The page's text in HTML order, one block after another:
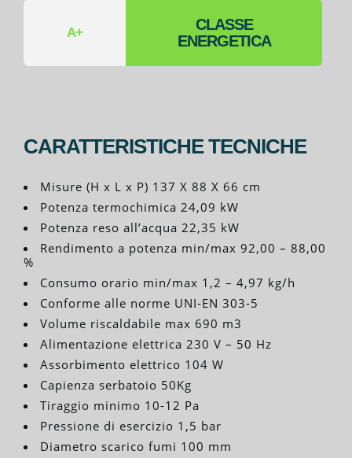
A+
CLASSE
ENERGETICA
CARATTERISTICHE TECNICHE
Misure (H x L x P) 137 X 88 X 66 cm
Potenza termochimica 24,09 kW
Potenza reso all’acqua 22,35 kW
Rendimento a potenza min/max 92,00 – 88,00
%
Consumo orario min/max 1,2 – 4,97 kg/h
Conforme alle norme UNI-EN 303-5
Volume riscaldabile max 690 m3
Alimentazione elettrica 230 V – 50 Hz
Assorbimento elettrico 104 W
Capienza serbatoio 50Kg
Tiraggio minimo 10-12 Pa
Pressione di esercizio 1,5 bar
Diametro scarico fumi 100 mm